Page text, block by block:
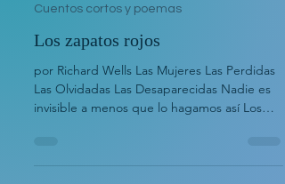
Los zapatos rojos
por Richard Wells Las Mujeres Las Perdidas
Las Olvidadas Las Desaparecidas Nadie es
invisible a menos que lo hagamos así Los